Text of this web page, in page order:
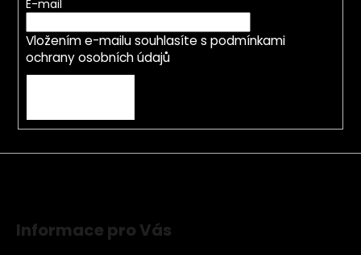
E-mail
Vložením e-mailu souhlasíte s podmínkami
ochrany osobních údajů
Informace pro Vás